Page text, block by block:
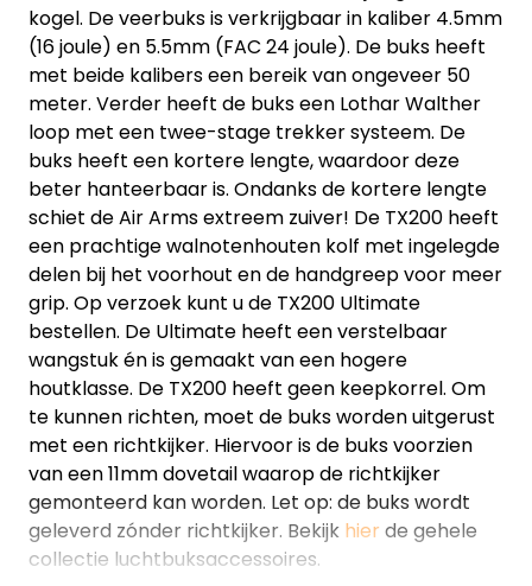
kogel. De veerbuks is verkrijgbaar in kaliber 4.5mm
(16 joule) en 5.5mm (FAC 24 joule). De buks heeft
met beide kalibers een bereik van ongeveer 50
meter. Verder heeft de buks een Lothar Walther
loop met een twee-stage trekker systeem. De
buks heeft een kortere lengte, waardoor deze
beter hanteerbaar is. Ondanks de kortere lengte
schiet de Air Arms extreem zuiver! De TX200 heeft
een prachtige walnotenhouten kolf met ingelegde
delen bij het voorhout en de handgreep voor meer
grip. Op verzoek kunt u de TX200 Ultimate
bestellen. De Ultimate heeft een verstelbaar
wangstuk én is gemaakt van een hogere
houtklasse. De TX200 heeft geen keepkorrel. Om
te kunnen richten, moet de buks worden uitgerust
met een richtkijker. Hiervoor is de buks voorzien
van een 11mm dovetail waarop de richtkijker
gemonteerd kan worden. Let op: de buks wordt
geleverd zónder richtkijker. Bekijk hier de gehele
collectie luchtbuksaccessoires.